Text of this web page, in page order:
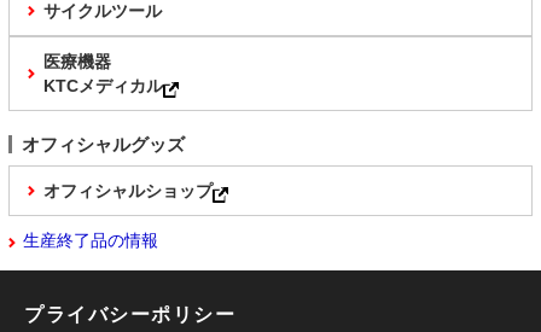
サイクルツール
医療機器
KTCメディカル
オフィシャルグッズ
オフィシャルショップ
生産終了品の情報
プライバシーポリシー